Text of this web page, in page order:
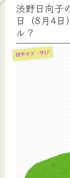
渋野日向子
日（8月4日
ル？
雑学ネタ・学び